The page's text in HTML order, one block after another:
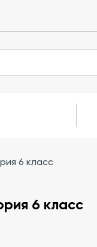
6 класс
6 класс